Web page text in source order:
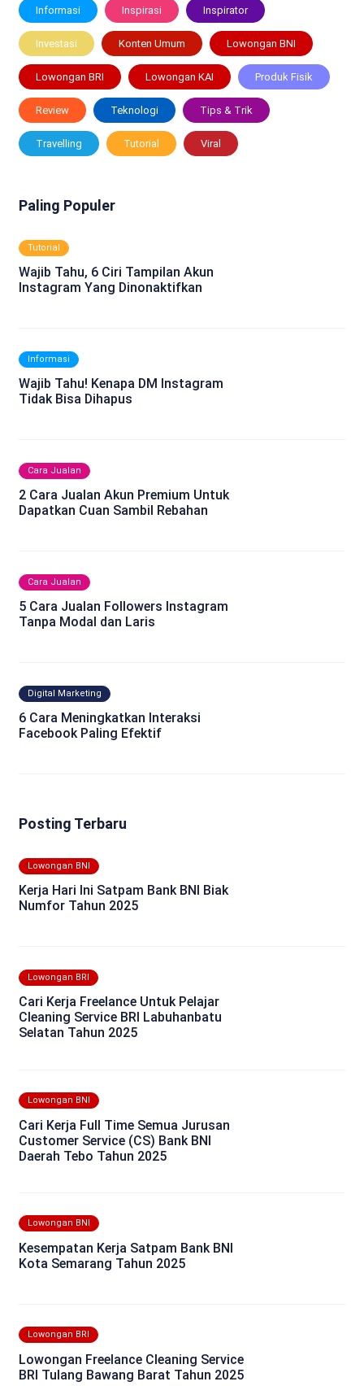
Informasi Inspirasi Inspirator
Investasi Konten Umum Lowongan BNI
Lowongan BRI Lowongan KAI Produk Fisik
Review Teknologi Tips & Trik
Travelling Tutorial Viral
Paling Populer
Tutorial
Wajib Tahu, 6 Ciri Tampilan Akun
Instagram Yang Dinonaktifkan
Informasi
Wajib Tahu! Kenapa DM Instagram
Tidak Bisa Dihapus
Cara Jualan
2 Cara Jualan Akun Premium Untuk
Dapatkan Cuan Sambil Rebahan
Cara Jualan
5 Cara Jualan Followers Instagram
Tanpa Modal dan Laris
Digital Marketing
6 Cara Meningkatkan Interaksi
Facebook Paling Efektif
Posting Terbaru
Lowongan BNI
Kerja Hari Ini Satpam Bank BNI Biak
Numfor Tahun 2025
Lowongan BRI
Cari Kerja Freelance Untuk Pelajar
Cleaning Service BRI Labuhanbatu
Selatan Tahun 2025
Lowongan BNI
Cari Kerja Full Time Semua Jurusan
Customer Service (CS) Bank BNI
Daerah Tebo Tahun 2025
Lowongan BNI
Kesempatan Kerja Satpam Bank BNI
Kota Semarang Tahun 2025
Lowongan BRI
Lowongan Freelance Cleaning Service
BRI Tulang Bawang Barat Tahun 2025